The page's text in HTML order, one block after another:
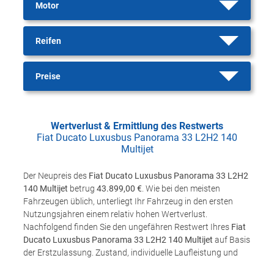
Motor
Reifen
Preise
Wertverlust & Ermittlung des Restwerts
Fiat Ducato Luxusbus Panorama 33 L2H2 140
Multijet
Der Neupreis des Fiat Ducato Luxusbus Panorama 33 L2H2
140 Multijet betrug 43.899,00 € . Wie bei den meisten
Fahrzeugen üblich, unterliegt Ihr Fahrzeug in den ersten
Nutzungsjahren einem relativ hohen Wertverlust.
Nachfolgend finden Sie den ungefähren Restwert Ihres Fiat
Ducato Luxusbus Panorama 33 L2H2 140 Multijet auf Basis
der Erstzulassung. Zustand, individuelle Laufleistung und